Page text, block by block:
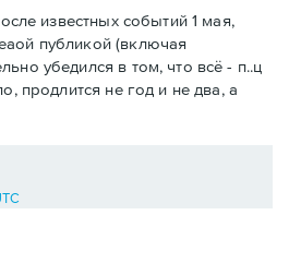
известных событий 1 мая,
публикой (включая
убедился в том, что всё - п..ц
продлится не год и не два, а